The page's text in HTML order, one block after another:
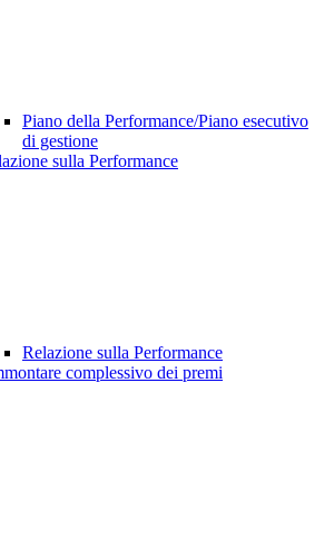
Piano della Performance/Piano esecutivo
di gestione
sulla Performance
Relazione sulla Performance
complessivo dei premi